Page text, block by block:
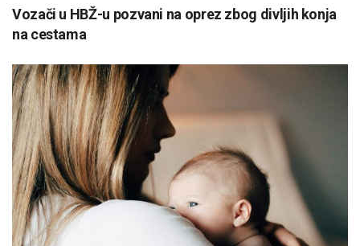
Vozači u HBŽ-u pozvani na oprez zbog divljih konja
na cestama